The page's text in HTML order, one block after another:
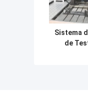
Sistema
de